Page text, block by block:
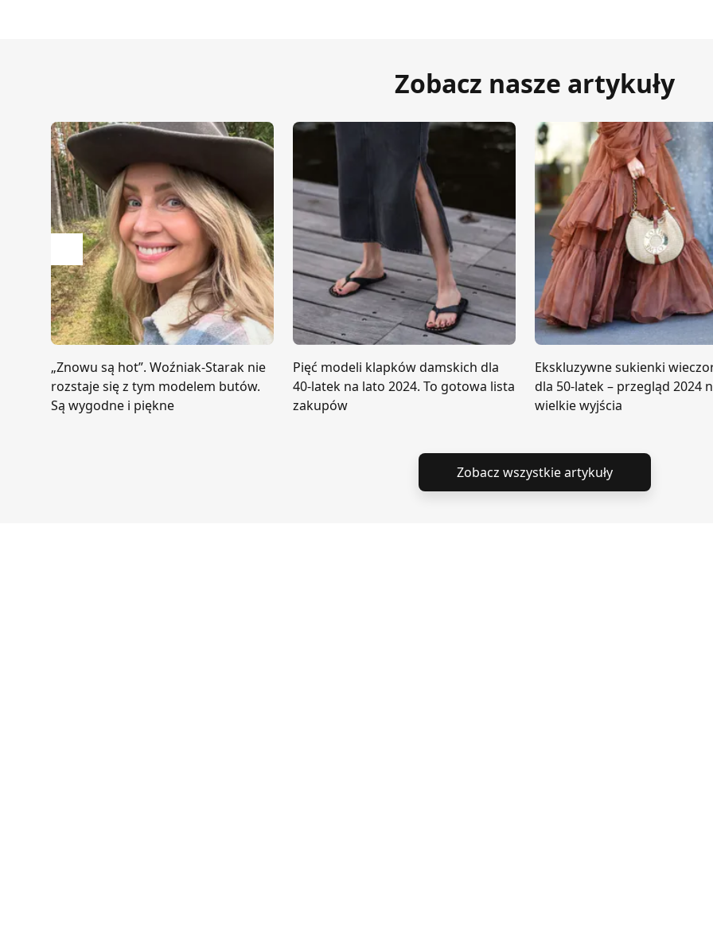
Zobacz nasze artykuły
Przesuń w lewo
„Znowu są hot”. Woźniak-Starak nie
rozstaje się z tym modelem butów.
Są wygodne i piękne
Pięć modeli klapków damskich dla
40-latek na lato 2024. To gotowa lista
zakupów
Ekskluzywne sukienki
dla 50-latek – przegląd 2024
wielkie wyjścia
Zobacz wszystkie artykuły